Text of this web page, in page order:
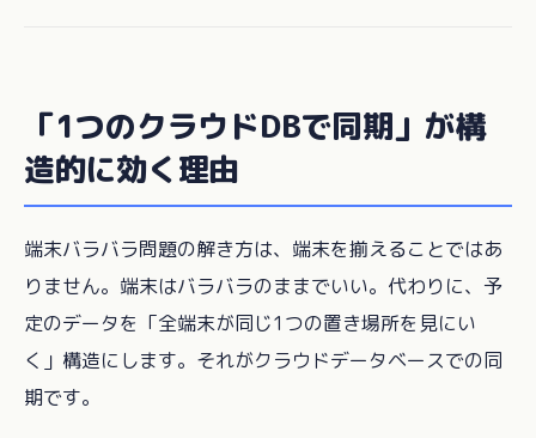
「1つのクラウドDBで同期」が構
造的に効く理由
端末バラバラ問題の解き方は、端末を揃えることではあ
りません。端末はバラバラのままでいい。代わりに、予
定のデータを「全端末が同じ1つの置き場所を見にい
く」構造にします。それがクラウドデータベースでの同
期です。